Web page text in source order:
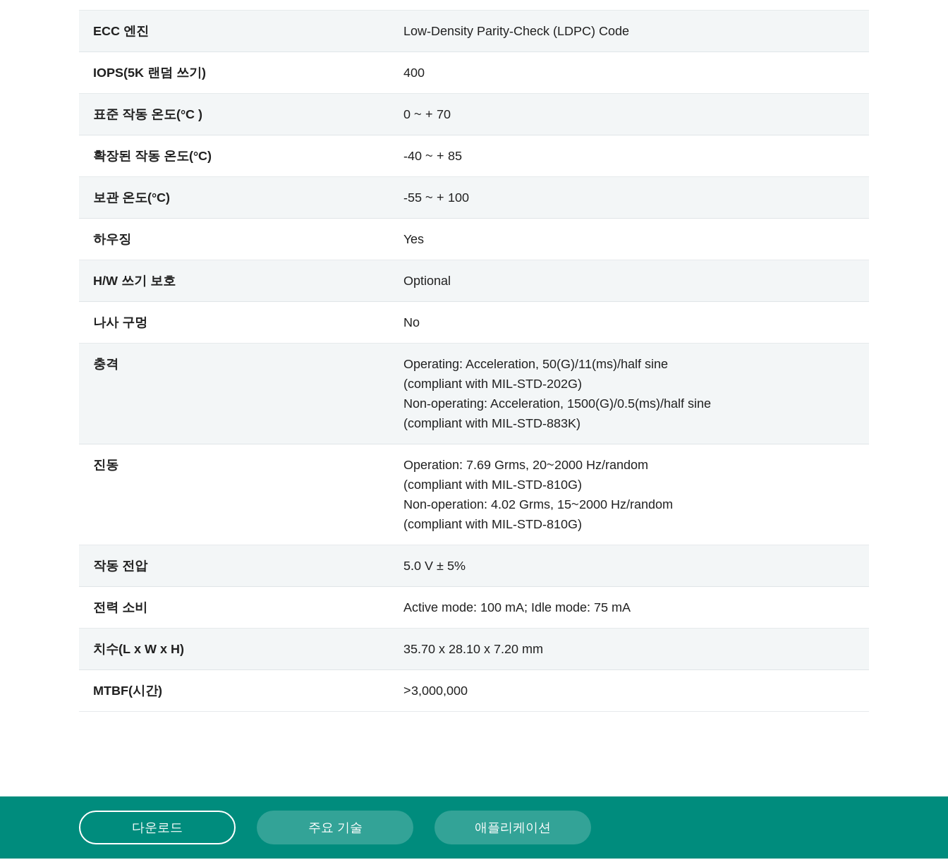
ECC 엔진 Low-Density Parity-Check (LDPC) Code
IOPS(5K 랜덤 쓰기) 400
표준 작동 온도(°C ) 0 ~ + 70
확장된 작동 온도(°C) -40 ~ + 85
보관 온도(°C) -55 ~ + 100
하우징 Yes
H/W 쓰기 보호 Optional
나사 구멍 No
충격
Operating: Acceleration, 50(G)/11(ms)/half sine
(compliant with MIL-STD-202G)
Non-operating: Acceleration, 1500(G)/0.5(ms)/half sine
(compliant with MIL-STD-883K)
진동
Operation: 7.69 Grms, 20~2000 Hz/random
(compliant with MIL-STD-810G)
Non-operation: 4.02 Grms, 15~2000 Hz/random
(compliant with MIL-STD-810G)
작동 전압 5.0 V ± 5%
전력 소비 Active mode: 100 mA; Idle mode: 75 mA
치수(L x W x H) 35.70 x 28.10 x 7.20 mm
MTBF(시간) >3,000,000
다운로드 주요 기술 애플리케이션